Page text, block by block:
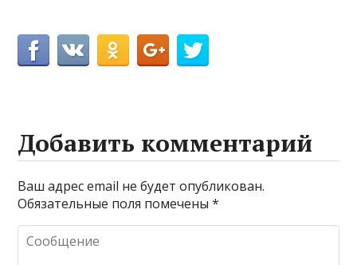
Добавить комментарий
Ваш адрес email не будет опубликован.
Обязательные поля помечены*